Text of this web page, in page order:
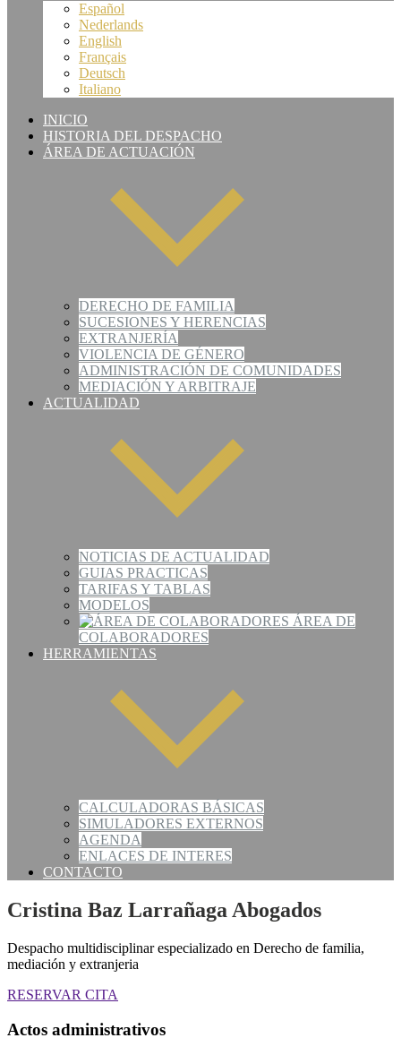
Español
Nederlands
English
Français
Deutsch
Italiano
INICIO
HISTORIA DEL DESPACHO
ÁREA DE ACTUACIÓN
DERECHO DE FAMILIA
SUCESIONES Y HERENCIAS
EXTRANJERÍA
VIOLENCIA DE GÉNERO
ADMINISTRACIÓN DE COMUNIDADES
MEDIACIÓN Y ARBITRAJE
ACTUALIDAD
NOTICIAS DE ACTUALIDAD
GUIAS PRACTICAS
TARIFAS Y TABLAS
MODELOS
ÁREA DE
COLABORADORES
HERRAMIENTAS
CALCULADORAS BÁSICAS
SIMULADORES EXTERNOS
AGENDA
ENLACES DE INTERES
CONTACTO
Cristina Baz Larrañaga Abogados
Despacho multidisciplinar especializado en Derecho de familia,
mediación y extranjeria
RESERVAR CITA
Actos administrativos